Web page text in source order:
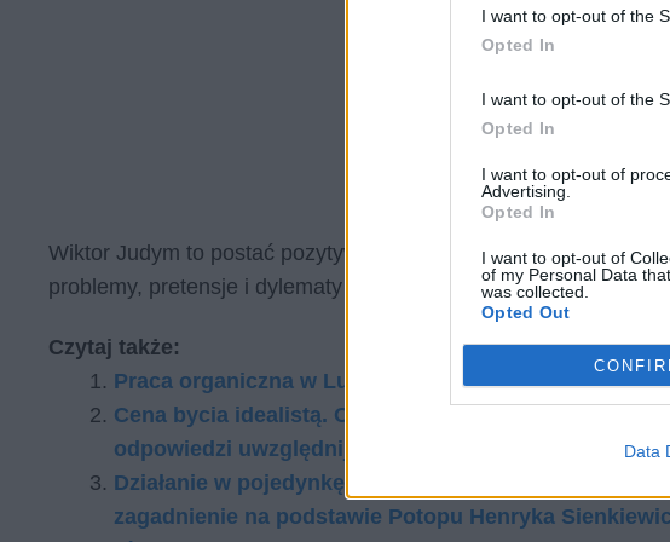
I want to opt-out of the
Opted In
I want to opt-out of the
Opted In
I want to opt-out of
Advertising.
Opted In
I want to opt-out of
of my Personal Data
was collected.
Opted Out
Data
Wiktor Judym to postać pozytywna, którą jak najbardziej da się
problemy, pretensje i dylematy życiowe. Jego postawa bliska
Czytaj także:
Praca organiczna w Ludziach bezdomnych i Lalce
Cena bycia idealistą. Omów zagadnienie na
odpowiedzi uwzględnij również wybrany kontekst.
Działanie w pojedynkę czy we współpracy z innymi –
zagadnienie na podstawie Potopu Henryka